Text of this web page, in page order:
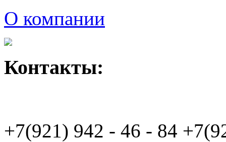
О компании
Контакты:
+7(921) 942 - 46 - 84